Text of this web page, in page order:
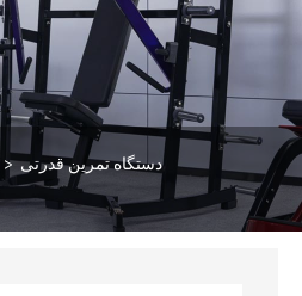
دستگاه تمرین قدرتی